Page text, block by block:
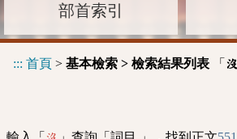
部首索引
::: 首頁 > 基本檢索 > 檢索結果列表 「 沒